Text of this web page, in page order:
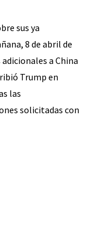
sus ya
8 de abril de
a China
Trump en
las
solicitadas con